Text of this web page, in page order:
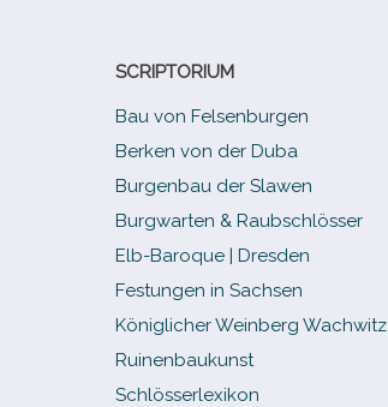
SCRIPTORIUM
Bau von Felsenburgen
Berken von der Duba
Burgenbau der Slawen
Burgwarten & Raubschlösser
Elb-​Baroque | Dresden
Festungen in Sachsen
Königlicher Weinberg Wachwitz
Ruinenbaukunst
Schlösserlexikon